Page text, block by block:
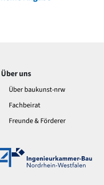
Über uns
Über baukunst-nrw
Fachbeirat
Freunde & Förderer